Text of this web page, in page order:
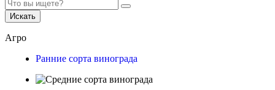
Искать
Агро
Ранние сорта винограда